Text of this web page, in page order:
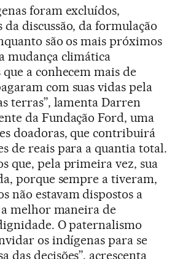
foram excluídos,
discussão, da formulação
são os mais próximos
mudança climática
a conhecem mais de
com suas vidas pela
terras”, lamenta Darren
da Fundação Ford, uma
doadoras, que contribuirá
de reais para a quantia total.
que, pela primeira vez, sua
porque sempre a tiveram,
não estavam dispostos a
melhor maneira de
O paternalismo
os indígenas para se
das decisões”, acrescenta